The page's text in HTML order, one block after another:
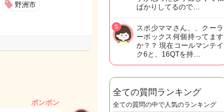
野洲市
ポンポン
ばかりしてるので…
スポ少ママさん、、クーラ
ーボックス何個持ってます
か？？ 現在コールマンテイ
ク6と、16QTを持…
5
全ての質問ランキング
全ての質問の中で人気のランキング